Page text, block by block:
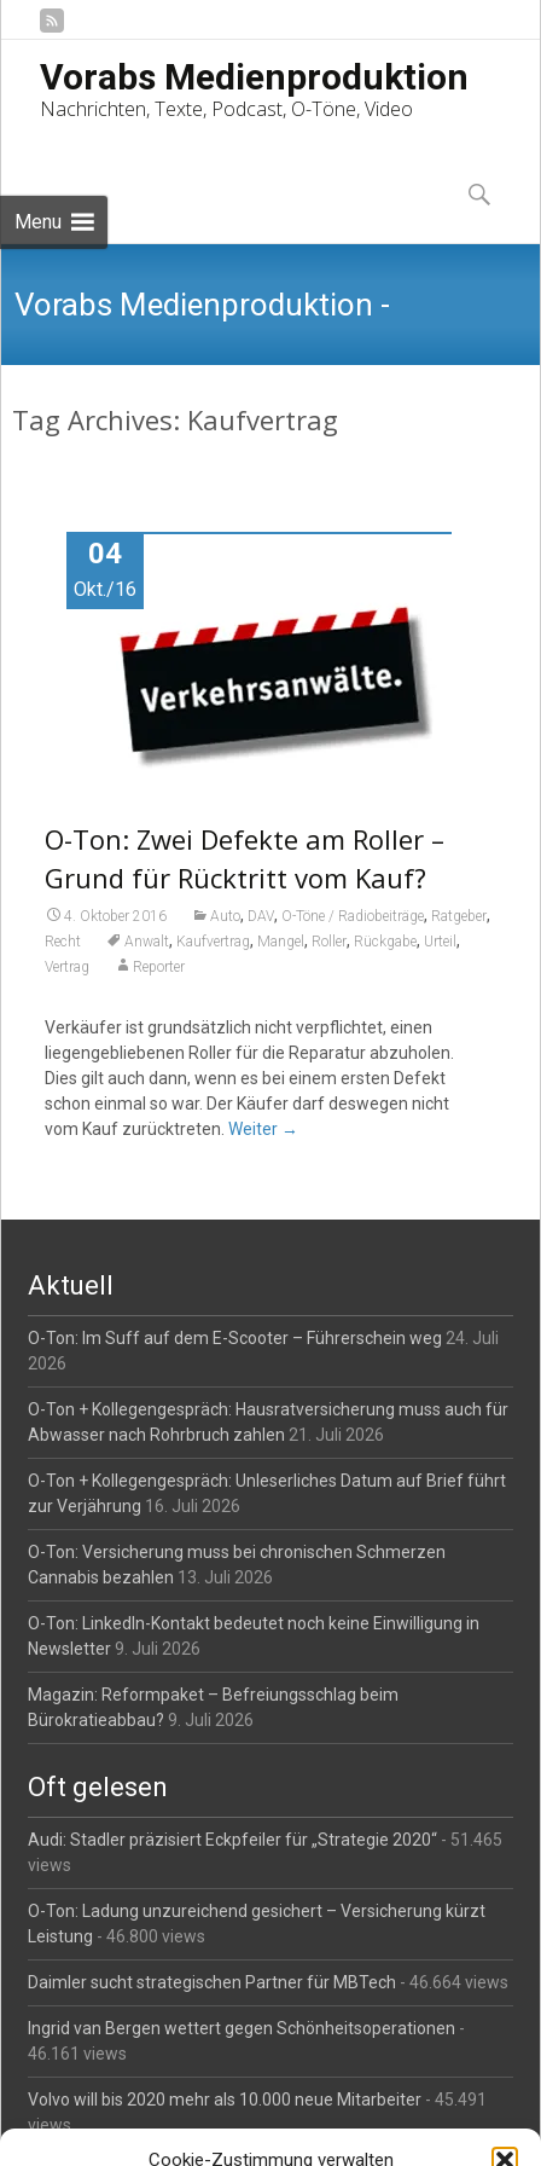
Cookie-Zustimmung verwalten
Vorabs Medienproduktion
Nachrichten, Texte, Podcast, O-Töne, Video
Menu
to
content
Suchen
nach:
Vorabs Medienproduktion -
Nachrichten, Texte, Podcast, O-Töne,
Video
Tag Archives: Kaufvertrag
04
Okt./16
O-Ton: Zwei Defekte am Roller –
Grund für Rücktritt vom Kauf?
4. Oktober 2016 Auto, DAV, O-Töne / Radiobeiträge, Ratgeber,
Recht Anwalt, Kaufvertrag, Mangel , Roller, Rückgabe, Urteil ,
Vertrag Reporter
Verkäufer ist grundsätzlich nicht verpflichtet, einen
liegengebliebenen Roller für die Reparatur abzuholen.
Dies gilt auch dann, wenn es bei einem ersten Defekt
schon einmal so war. Der Käufer darf deswegen nicht
vom Kauf zurücktreten. Weiter →
Aktuell
O-Ton: Im Suff auf dem E-Scooter – Führerschein weg 24. Juli
2026
O-Ton + Kollegengespräch: Hausratversicherung muss auch für
Abwasser nach Rohrbruch zahlen 21. Juli 2026
O-Ton + Kollegengespräch: Unleserliches Datum auf Brief führt
zur Verjährung 16. Juli 2026
O-Ton: Versicherung muss bei chronischen Schmerzen
Cannabis bezahlen 13. Juli 2026
O-Ton: LinkedIn-Kontakt bedeutet noch keine Einwilligung in
Newsletter 9. Juli 2026
Magazin: Reformpaket – Befreiungsschlag beim
Bürokratieabbau? 9. Juli 2026
Oft gelesen
Audi: Stadler präzisiert Eckpfeiler für „Strategie 2020“ - 51.465
views
O-Ton: Ladung unzureichend gesichert – Versicherung kürzt
Leistung - 46.800 views
Daimler sucht strategischen Partner für MBTech - 46.664 views
Ingrid van Bergen wettert gegen Schönheitsoperationen -
46.161 views
Volvo will bis 2020 mehr als 10.000 neue Mitarbeiter - 45.491
views